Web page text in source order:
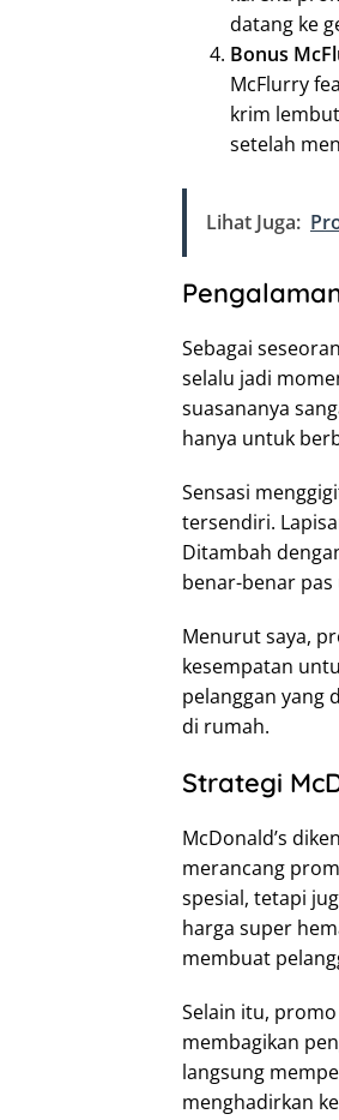
datang ke
Bonus
McFlurry
krim
setelah
Lihat Juga:
Sebagai
selalu jadi
suasananya
hanya untuk
Sensasi
tersendiri.
Ditambah
benar-benar
Menurut saya,
kesempatan
pelanggan yang
di rumah.
Strategi
McDonald’s
merancang
spesial, tetapi
harga super
membuat
Selain itu,
membagikan
langsung
menghadirkan